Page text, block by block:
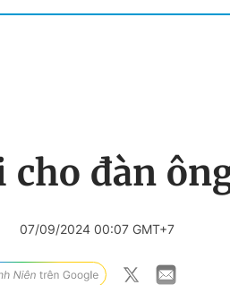
đàn
07/09/2024 00:07 GMT+7